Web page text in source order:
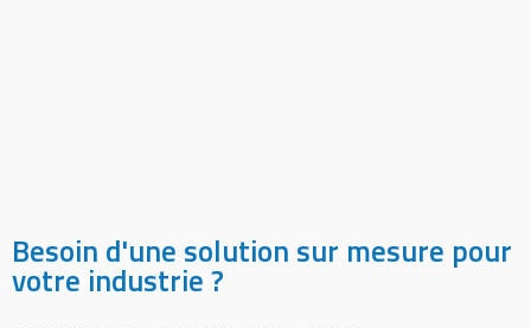
Besoin d'une solution sur mesure pour
votre industrie ?